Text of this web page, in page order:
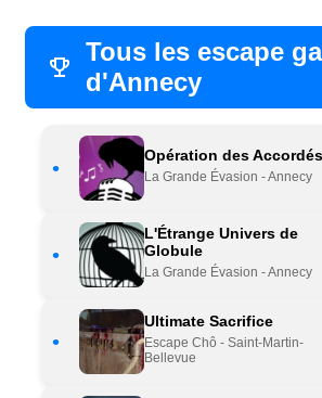
Tous les escape
d'Annecy
•
Opération des Accordés
La Grande Évasion - Annecy
•
L'Étrange Univers de
Globule
La Grande Évasion - Annecy
•
Ultimate Sacrifice
Escape Chô - Saint-Martin-
Bellevue